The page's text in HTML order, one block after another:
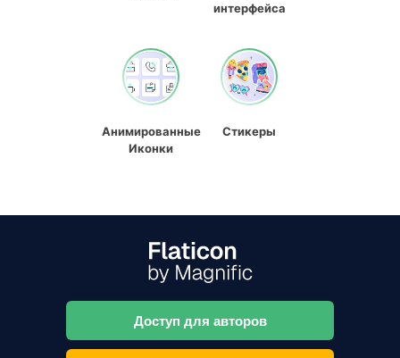
интерфейса
Анимированные
Иконки
Стикеры
Доступ для авторов